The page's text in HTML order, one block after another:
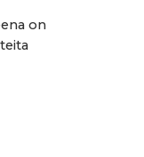
on